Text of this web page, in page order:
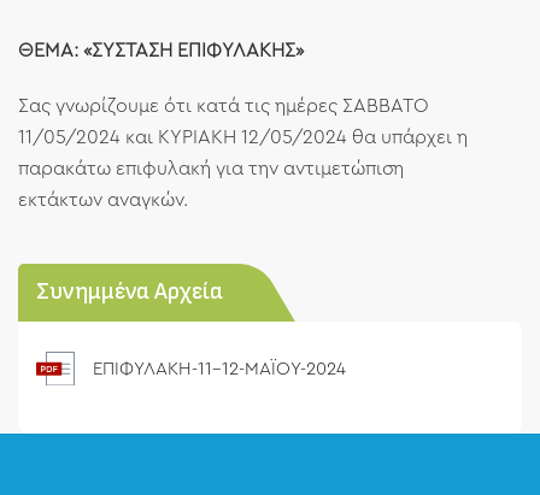
ΘΕΜΑ: «ΣΥΣΤΑΣΗ ΕΠΙΦΥΛΑΚΗΣ»
Σας γνωρίζουμε ότι κατά τις ημέρες ΣΑΒΒΑΤΟ
11/05/2024 και ΚΥΡΙΑΚΗ 12/05/2024 θα υπάρχει η
παρακάτω επιφυλακή για την αντιμετώπιση
εκτάκτων αναγκών.
Συνημμένα Αρχεία
ΕΠΙΦΥΛΑΚΗ-11-12-ΜΑΪΟΥ-2024